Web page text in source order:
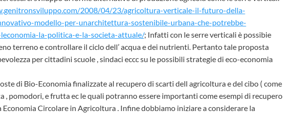
2008/04/23/agricoltura-verticale-il-futuro-della-
modello-per-unarchitettura-sostenibile-urbana-che-potrebbe-
la-politica-e-la-societa-attuale/; Infatti con le serre verticali è possibie
terreno e controllare il ciclo dell’ acqua e dei nutrienti. Pertanto tale proposta
per cittadini scuole , sindaci eccc su le possibili strategie di eco-economia
di Bio-Economia finalizzate al recupero di scarti dell agricoltura e del cibo ( come
, pomodori, e frutta ec le quali potranno essere importanti come esempi di recupero
Circolare in Agricoltura . Infine dobbiamo iniziare a considerare la